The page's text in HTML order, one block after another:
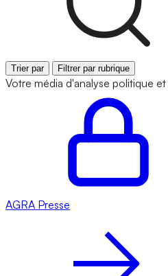
Trier par Filtrer par rubrique
Votre média d'analyse politique
AGRA Presse